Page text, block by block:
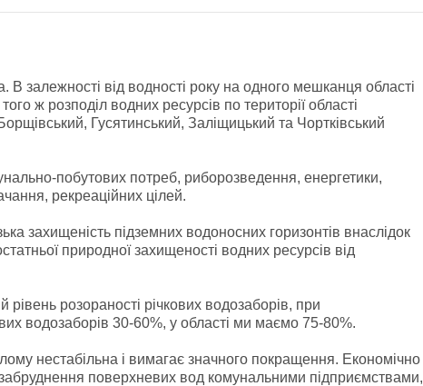
В залежності від водності року на одного мешканця області
ж розподіл водних ресурсів по території області
Гусятинський, Заліщицький та Чортківський
побутових потреб, риборозведення, енергетики,
рекреаційних цілей.
захищеність підземних водоносних горизонтів внаслідок
природної захищеності водних ресурсів від
розораності річкових водозаборів, при
водозаборів 30-60%, у області ми маємо 75-80%.
нестабільна і вимагає значного покращення. Економічно
поверхневих вод комунальними підприємствами,